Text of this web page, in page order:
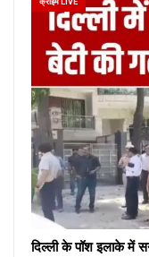
दिल्ली के पॉश इलाके में